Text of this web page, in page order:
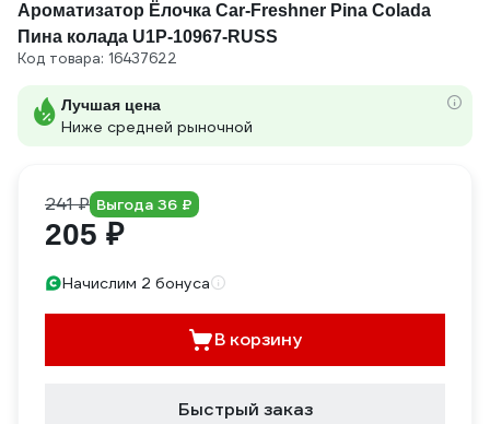
Ароматизатор Ёлочка Car-Freshner Pina Colada
Пина колада U1P-10967-RUSS
Код товара: 16437622
Лучшая цена
Ниже средней рыночной
241 ₽ Выгода 36 ₽
205 ₽
Начислим 2 бонуса
В корзину
Быстрый заказ